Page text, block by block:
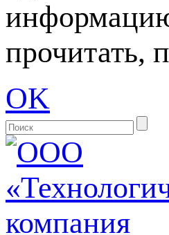
прочитать,
OK